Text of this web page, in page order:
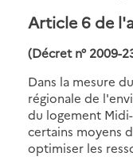
Article 6 de
(Décret n° 2009-
Dans la mesure
régionale de
du logement
certains moyens
optimiser les